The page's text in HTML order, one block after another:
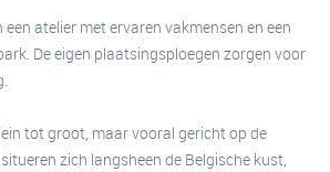
atelier met ervaren vakmensen en een
De eigen plaatsingsploegen zorgen voor
tot groot, maar vooral gericht op de
zich langsheen de Belgische kust,